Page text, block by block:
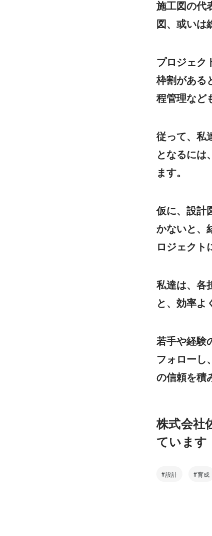
施工図の代
図、或いは
プロジェク
枠割がある
程管理など
従って、私
となるには
ます。
仮に、設計
かないと、
ロジェクト
私達は、各
と、効率よ
若手や経験
フォローし
の信頼を積
株式会社
ています
設計 育成